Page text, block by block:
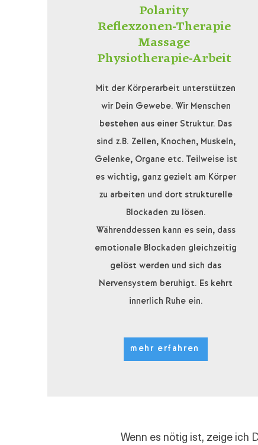
Polarity
Reflexzonen-Therapie
Massage
Physiotherapie-Arbeit
Mit der Körperarbeit unterstützen
wir Dein Gewebe. Wir Menschen
bestehen aus einer Struktur. Das
sind z.B. Zellen, Knochen, Muskeln,
Gelenke, Organe etc. Teilweise ist
es wichtig, ganz gezielt am Körper
zu arbeiten und dort strukturelle
Blockaden zu lösen.
Währenddessen kann es sein, dass
emotionale Blockaden gleichzeitig
gelöst werden und sich das
Nervensystem beruhigt. Es kehrt
innerlich Ruhe ein.
mehr erfahren
Wenn es nötig ist, zeige ich